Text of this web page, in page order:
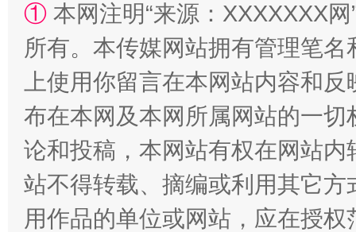
① 本网注明“来源：XXXXXXX
所有。本传媒网站拥有管理笔
上使用你留言在本网站内容和
布在本网及本网所属网站的一
论和投稿，本网站有权在网站
站不得转载、摘编或利用其它
用作品的单位或网站，应在授